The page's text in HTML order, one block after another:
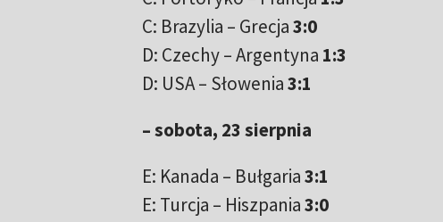
C: Brazylia – Grecja3:0
D: Czechy – Argentyna 1:3
D: USA – Słowenia3:1
– sobota, 23 sierpnia
E: Kanada – Bułgaria3:1
E: Turcja – Hiszpania3:0